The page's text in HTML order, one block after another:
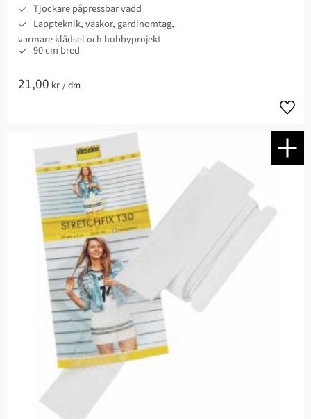
Tjockare påpressbar vadd
Lappteknik, väskor, gardinomtag,
varmare klädsel och hobbyprojekt
90 cm bred
21,00 kr /dm